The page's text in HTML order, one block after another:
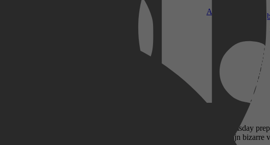
Apple TV
en vreest ze dat ze is ontvoerd. Michelle's 'ontvoerder' blijkt een doomsday
de wereld onbewoonbaar is geworden. Michelle twijfelt aan zijn bizarre